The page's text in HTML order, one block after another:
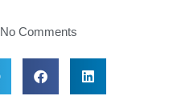
No Comments